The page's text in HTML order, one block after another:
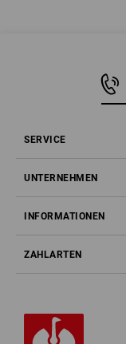
SERVICE
UNTERNEHMEN
INFORMATIONEN
ZAHLARTEN